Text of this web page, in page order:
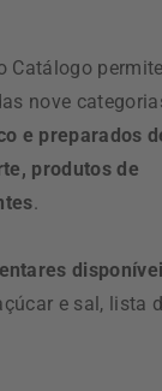
Catálogo
nove
e preparados
produtos de
.
e sal, lista